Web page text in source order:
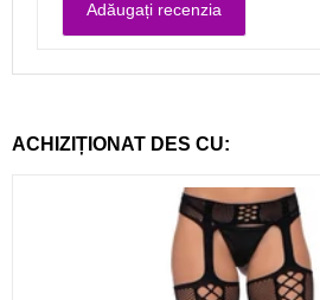
ACHIZIȚIONAT DES CU: